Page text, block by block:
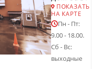
ПОКАЗАТЬ
НА КАРТЕ
Пн - Пт:
9.00 - 18.00.
Сб - Вс:
выходные